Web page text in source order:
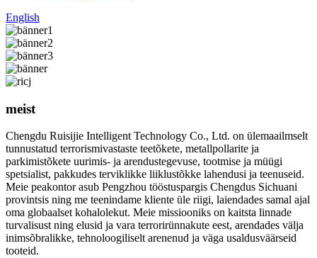
English
meist
Chengdu Ruisijie Intelligent Technology Co., Ltd. on ülemaailmselt
tunnustatud terrorismivastaste teetõkete, metallpollarite ja
parkimistõkete uurimis- ja arendustegevuse, tootmise ja müügi
spetsialist, pakkudes terviklikke liiklustõkke lahendusi ja teenuseid.
Meie peakontor asub Pengzhou tööstuspargis Chengdus Sichuani
provintsis ning me teenindame kliente üle riigi, laiendades samal ajal
oma globaalset kohalolekut. Meie missiooniks on kaitsta linnade
turvalisust ning elusid ja vara terrorirünnakute eest, arendades välja
inimsõbralikke, tehnoloogiliselt arenenud ja väga usaldusväärseid
tooteid.